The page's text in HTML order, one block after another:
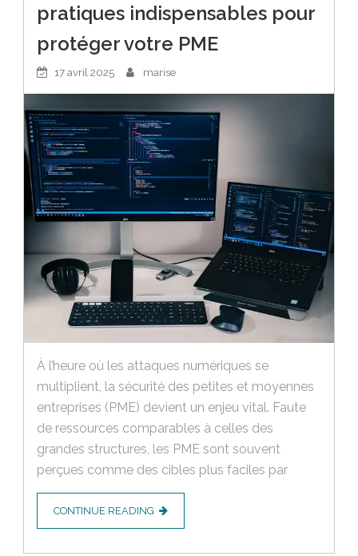
pratiques indispensables pour
protéger votre PME
17 avril 2025 marise
À l’heure où les attaques numériques se
multiplient, la sécurité des petites et moyennes
entreprises (PME) devient un enjeu vital. Faute
de ressources comparables à celles des
grandes structures, les PME sont souvent
perçues comme des cibles plus faciles par
CONTINUE READING